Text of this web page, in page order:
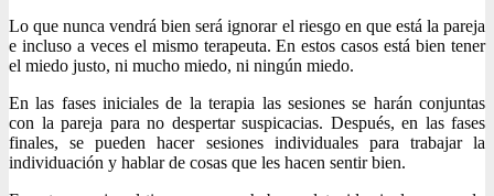
Lo que nunca vendrá bien será ignorar el riesgo en que está la pareja
e incluso a veces el mismo terapeuta. En estos casos está bien tener
el miedo justo, ni mucho miedo, ni ningún miedo.
En las fases iniciales de la terapia las sesiones se harán conjuntas
con la pareja para no despertar suspicacias. Después, en las fases
finales, se pueden hacer sesiones individuales para trabajar la
individuación y hablar de cosas que les hacen sentir bien.